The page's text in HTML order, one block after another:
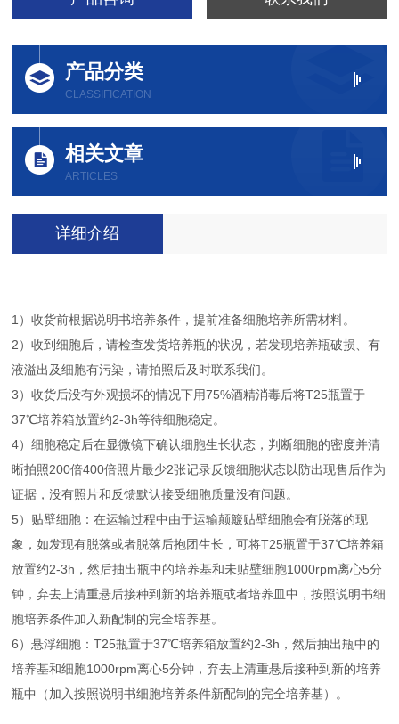
产品分类
CLASSIFICATION
相关文章
ARTICLES
详细介绍
1）收货前根据说明书培养条件，提前准备细胞培养所需材料。
2）收到细胞后，请检查发货培养瓶的状况，若发现培养瓶破损、有
液溢出及细胞有污染，请拍照后及时联系我们。
3）收货后没有外观损坏的情况下用75%酒精消毒后将T25瓶置于
37℃培养箱放置约2-3h等待细胞稳定。
4）细胞稳定后在显微镜下确认细胞生长状态，判断细胞的密度并清
晰拍照200倍400倍照片最少2张记录反馈细胞状态以防出现售后作为
证据，没有照片和反馈默认接受细胞质量没有问题。
5）贴壁细胞：在运输过程中由于运输颠簸贴壁细胞会有脱落的现
象，如发现有脱落或者脱落后抱团生长，可将T25瓶置于37℃培养箱
放置约2-3h，然后抽出瓶中的培养基和未贴壁细胞1000rpm离心5分
钟，弃去上清重悬后接种到新的培养瓶或者培养皿中，按照说明书细
胞培养条件加入新配制的完全培养基。
6）悬浮细胞：T25瓶置于37℃培养箱放置约2-3h，然后抽出瓶中的
培养基和细胞1000rpm离心5分钟，弃去上清重悬后接种到新的培养
瓶中（加入按照说明书细胞培养条件新配制的完全培养基）。